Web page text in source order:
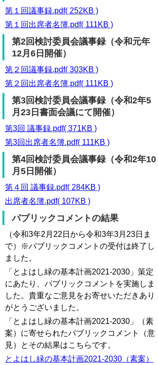
第１回議事録.pdf( 252KB )
第１回出席者名簿.pdf( 111KB )
第2回検討委員会議事録（令和元年
12月6日開催）
第２回議事録.pdf( 303KB )
第２回出席者名簿.pdf( 111KB )
第3回検討委員会議事録（令和2年5
月23日書面会議にて開催）
第3回 議事録.pdf( 371KB )
第3回出席者名簿.pdf( 111KB )
第4回検討委員会議事録（令和2年10
月5日開催）
第４回 議事録.pdf( 284KB )
出席者名簿.pdf( 107KB )
パブリックコメントの結果
（令和3年2月22日から令和3年3月23日ま
で）※パブリックコメントの受付は終了し
ました。
「とよはし緑の基本計画2021-2030」策定
にあたり、パブリックコメントを実施しま
した。貴重なご意見をお寄せいただきあり
がとうございました。
「とよはし緑の基本計画2021-2030」（素
案）に寄せられたパブリックコメント（意
見）とその結果はこちらです。
とよはし緑の基本計画2021-2030（素案）